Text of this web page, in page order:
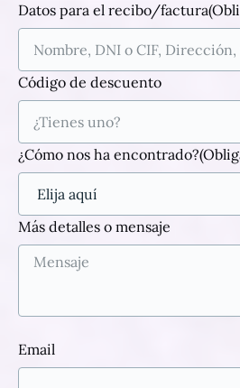
Datos para el recibo/factura
Código de descuento
¿Cómo nos ha encontrado?
Más detalles o mensaje
Email